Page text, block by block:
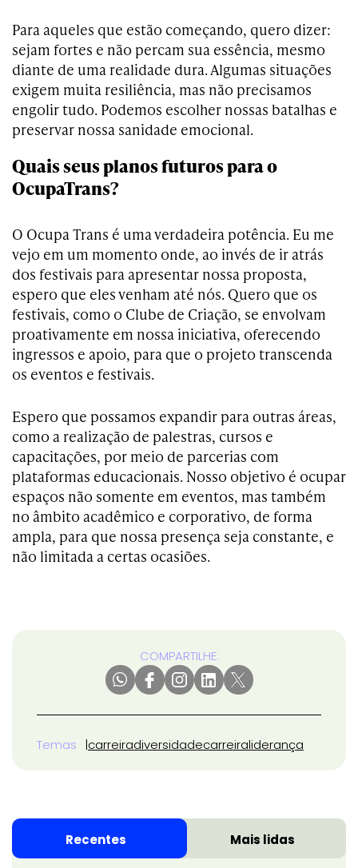
Para aqueles que estão começando, quero dizer:
sejam fortes e não percam sua essência, mesmo
diante de uma realidade dura. Algumas situações
exigem muita resiliência, mas não precisamos
engolir tudo. Podemos escolher nossas batalhas e
preservar nossa sanidade emocional.
Quais seus planos futuros para o
OcupaTrans?
O Ocupa Trans é uma verdadeira potência. Eu me
vejo em um momento onde, ao invés de ir atrás
dos festivais para apresentar nossa proposta,
espero que eles venham até nós. Quero que os
festivais, como o Clube de Criação, se envolvam
proativamente em nossa iniciativa, oferecendo
ingressos e apoio, para que o projeto transcenda
os eventos e festivais.
Espero que possamos expandir para outras áreas,
como a realização de palestras, cursos e
capacitações, por meio de parcerias com
plataformas educacionais. Nosso objetivo é ocupar
espaços não somente em eventos, mas também
no âmbito acadêmico e corporativo, de forma
ampla, para que nossa presença seja constante, e
não limitada a certas ocasiões.
COMPARTILHE:
Temas carreiradiversidadecarreiraliderança
Recentes Mais lidas